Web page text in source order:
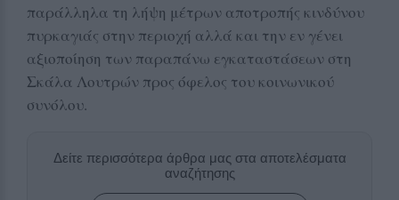
παράλληλα τη λήψη μέτρων αποτροπής κινδύνου
πυρκαγιάς στην περιοχή αλλά και την εν γένει
αξιοποίηση των παραπάνω εγκαταστάσεων στη
Σκάλα Λουτρών προς όφελος του κοινωνικού
συνόλου.
Δείτε περισσότερα άρθρα μας στα αποτελέσματα
αναζήτησης